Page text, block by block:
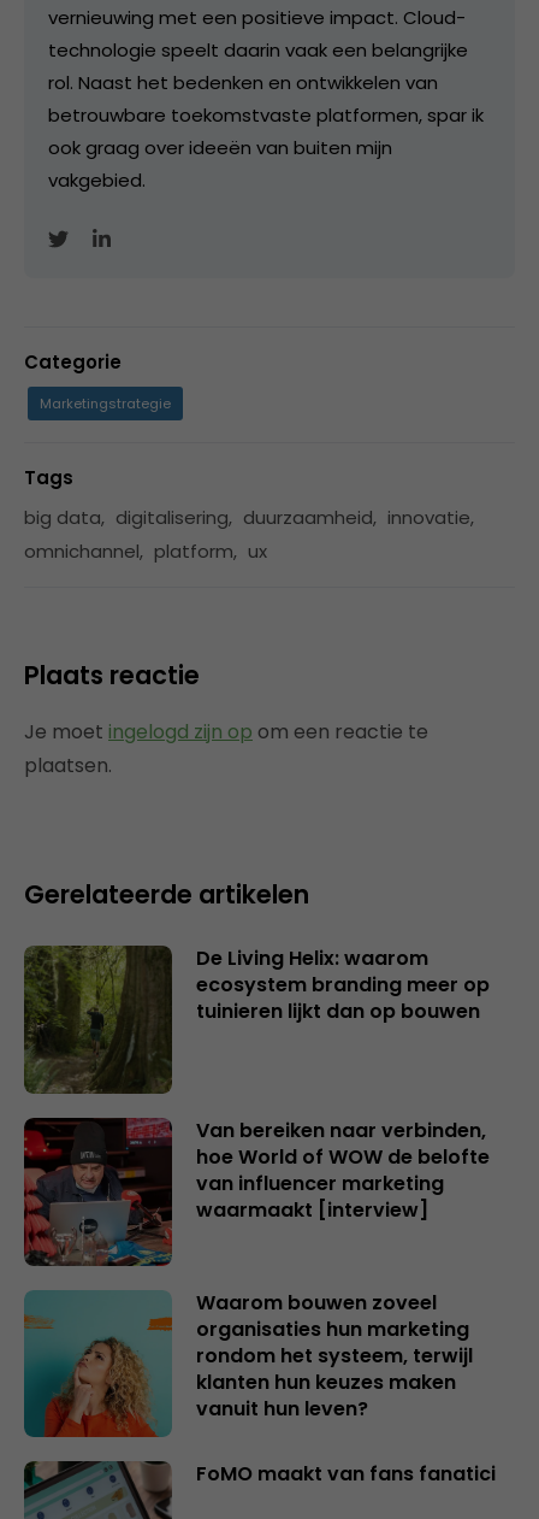
vernieuwing met een positieve impact. Cloud-
technologie speelt daarin vaak een belangrijke
rol. Naast het bedenken en ontwikkelen van
betrouwbare toekomstvaste platformen, spar ik
ook graag over ideeën van buiten mijn
vakgebied.
Categorie
Marketingstrategie
Tags
big data, digitalisering, duurzaamheid, innovatie,
omnichannel, platform, ux
Plaats reactie
Je moet ingelogd zijn op om een reactie te
plaatsen.
Gerelateerde artikelen
De Living Helix: waarom
ecosystem branding meer op
tuinieren lijkt dan op bouwen
Van bereiken naar verbinden,
hoe World of WOW de belofte
van influencer marketing
waarmaakt [interview]
Waarom bouwen zoveel
organisaties hun marketing
rondom het systeem, terwijl
klanten hun keuzes maken
vanuit hun leven?
FoMO maakt van fans fanatici